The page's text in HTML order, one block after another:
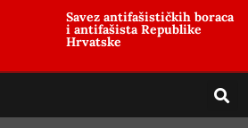
Savez antifašističkih boraca
i antifašista Republike
Hrvatske